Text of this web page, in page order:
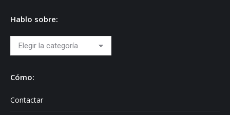
Hablo sobre:
Hablo
sobre:
Cómo:
Contactar